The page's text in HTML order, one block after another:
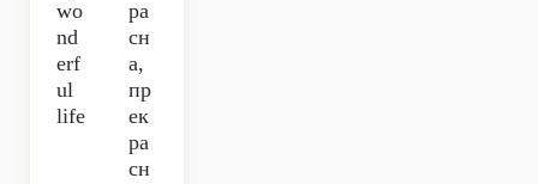
wo
nd
erf
ul
life
ра
сн
а,
пр
ек
ра
сн